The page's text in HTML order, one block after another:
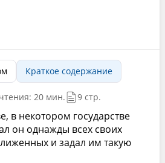
Краткое содержание
20 мин. 9 стр.
в некотором государстве
он однажды всех своих
и задал им такую